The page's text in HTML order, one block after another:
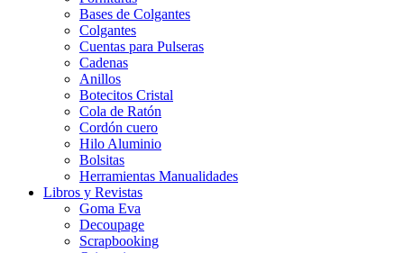
Bases de Colgantes
Colgantes
Cuentas para Pulseras
Cadenas
Anillos
Botecitos Cristal
Cola de Ratón
Cordón cuero
Hilo Aluminio
Bolsitas
Herramientas Manualidades
Libros y Revistas
Goma Eva
Decoupage
Scrapbooking